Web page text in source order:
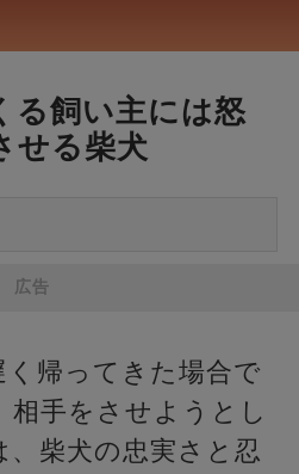
る飼い主には怒
せる柴犬
広告
帰ってきた場合で
相手をさせようとし
、柴犬の忠実さと忍